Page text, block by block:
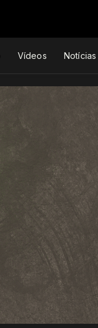
Vídeos Notícias